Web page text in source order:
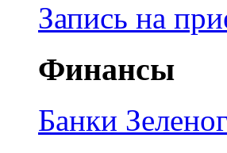
Запись на
Финансы
Банки